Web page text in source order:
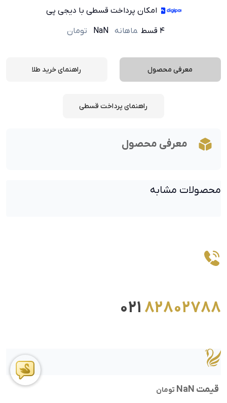
امکان پرداخت قسطی با دیجی پی
۴ قسط
ماهانه NaN تومان
قیمت NaN تومان
معرفی محصول راهنمای خرید طلا
راهنمای پرداخت قسطی
معرفی محصول
محصولات مشابه
82802788
021